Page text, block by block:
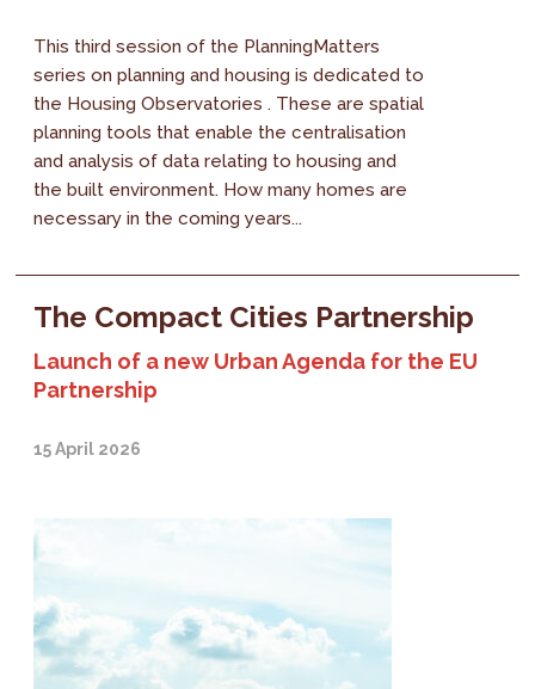
This third session of the PlanningMatters
series on planning and housing is dedicated to
the Housing Observatories . These are spatial
planning tools that enable the centralisation
and analysis of data relating to housing and
the built environment. How many homes are
necessary in the coming years...
The Compact Cities Partnership
Launch of a new Urban Agenda for the EU
Partnership
15 April 2026